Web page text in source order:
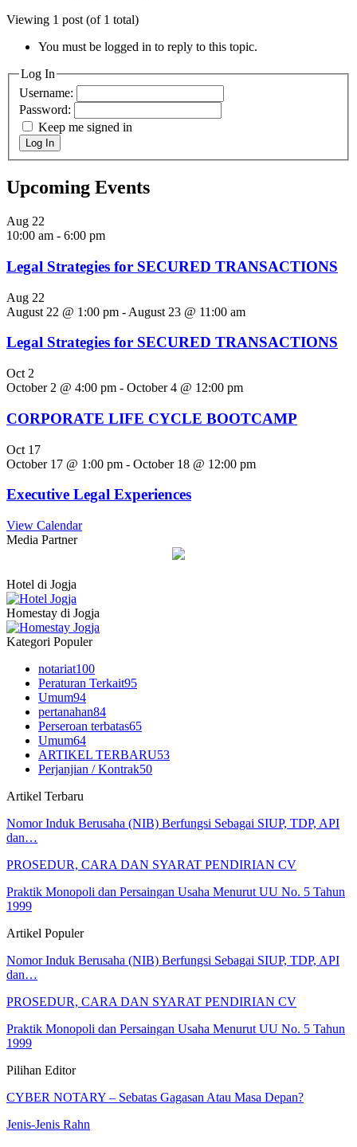
Viewing 1 post (of 1 total)
You must be logged in to reply to this topic.
Log In
Username:
Password:
Keep me signed in
Log In
Upcoming Events
Aug 22
10:00 am - 6:00 pm
Legal Strategies for SECURED TRANSACTIONS
Aug 22
August 22 @ 1:00 pm - August 23 @ 11:00 am
Legal Strategies for SECURED TRANSACTIONS
Oct 2
October 2 @ 4:00 pm - October 4 @ 12:00 pm
CORPORATE LIFE CYCLE BOOTCAMP
Oct 17
October 17 @ 1:00 pm - October 18 @ 12:00 pm
Executive Legal Experiences
View Calendar
Media Partner
Hotel di Jogja
Homestay di Jogja
Kategori Populer
notariat100
Peraturan Terkait95
Umum94
pertanahan84
Perseroan terbatas65
Umum64
ARTIKEL TERBARU53
Perjanjian / Kontrak50
Artikel Terbaru
Nomor Induk Berusaha (NIB) Berfungsi Sebagai SIUP, TDP, API
dan…
PROSEDUR, CARA DAN SYARAT PENDIRIAN CV
Praktik Monopoli dan Persaingan Usaha Menurut UU No. 5 Tahun
1999
Artikel Populer
Nomor Induk Berusaha (NIB) Berfungsi Sebagai SIUP, TDP, API
dan…
PROSEDUR, CARA DAN SYARAT PENDIRIAN CV
Praktik Monopoli dan Persaingan Usaha Menurut UU No. 5 Tahun
1999
Pilihan Editor
CYBER NOTARY – Sebatas Gagasan Atau Masa Depan?
Jenis-Jenis Rahn